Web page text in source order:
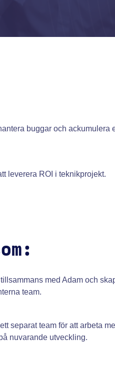
buggar och ackumulera
leverera ROI i teknikprojekt.
med Adam och
team.
separat team för att arbeta
nuvarande utveckling.